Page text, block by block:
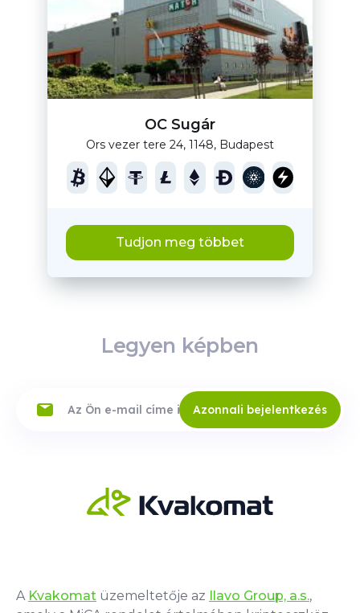
OC Sugár
Ors vezer tere 24, 1148, Budapest
Tudjon meg többet
Legyen képben
Azonnali bejelentkezés
A Kvakomat üzemeltetője az Ilavo Group, a.s.,